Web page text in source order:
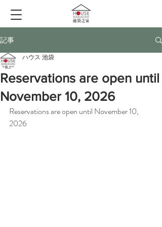
記事
Reservations are open until
November 10, 2026
ハウス 池袋
Reservations are open until November 10,
2026